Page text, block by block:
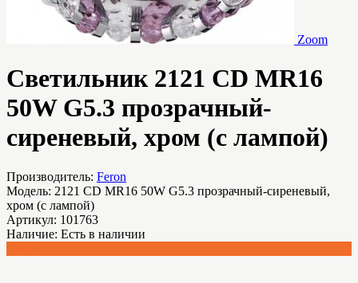
Zoom
Светильник 2121 CD MR16
50W G5.3 прозрачный-
сиреневый, хром (с лампой)
Производитель: Feron
Модель: 2121 CD MR16 50W G5.3 прозрачный-сиреневый,
хром (с лампой)
Артикул: 101763
Наличие: Есть в наличии